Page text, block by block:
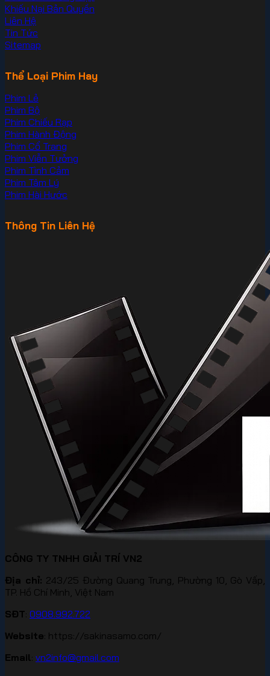
Khiếu Nại Bản Quyền
Liên Hệ
Tin Tức
Sitemap
Thể Loại Phim Hay
Phim Lẻ
Phim Bộ
Phim Chiếu Rạp
Phim Hành Động
Phim Cổ Trang
Phim Viễn Tưởng
Phim Tình Cảm
Phim Tâm Lý
Phim Hài Hước
Thông Tin Liên Hệ
CÔNG TY TNHH GIẢI TRÍ VN2
Địa chỉ: 243/25 Đường Quang Trung, Phường 10, Gò Vấp,
TP. Hồ Chí Minh, Việt Nam
SĐT 0908.992.722
Website : https://sakinasamo.com/
Email vn2info@gmail.com